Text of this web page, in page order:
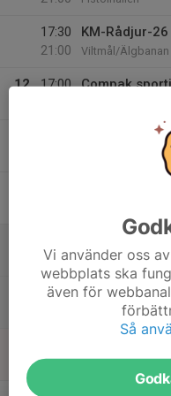
17:30
21:00
KM-Rådjur-26
Viltmål/Älgbanan
12
17:00
Compak
13:00
Skeetbanan
Skeetbanan
10:00
Trap-banan
Trapbanan
Sön
Vi använder oss
webbplats ska
även för
Så